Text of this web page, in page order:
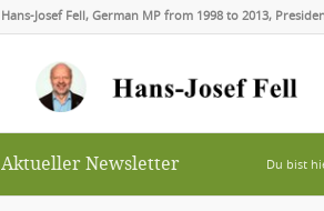
Hans-Josef Fell, German MP from 1998 to 2013,
Aktueller Newsletter Du bist